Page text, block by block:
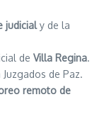
judicialy de la
de Villa Regina.
Juzgados de Paz.
remoto de